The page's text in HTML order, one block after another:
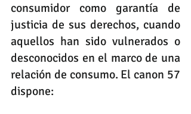
consumidor como garantía de
justicia de sus derechos, cuando
aquellos han sido vulnerados o
desconocidos en el marco de una
relación de consumo. El canon 57
dispone: